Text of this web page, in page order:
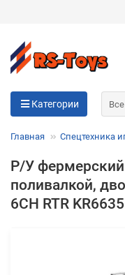
Категории
Главная Спецтехника
Р/У фермерский
поливалкой,
6CH RTR
Разбейте
без